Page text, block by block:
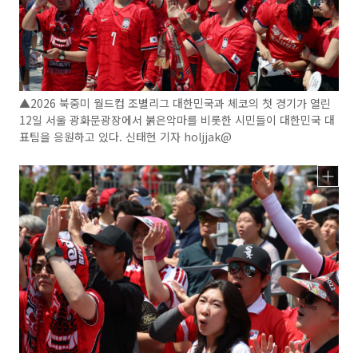
▲2026 북중미 월드컵 조별리그 대한민국과 체코의 첫 경기가 열린
12일 서울 광화문광장에서 붉은악마를 비롯한 시민들이 대한민국 대
표팀을 응원하고 있다. 신태현 기자 holjjak@